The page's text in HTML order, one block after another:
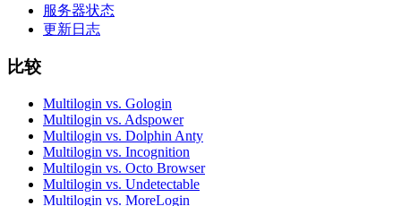
服务器状态
更新日志
比较
Multilogin vs. Gologin
Multilogin vs. Adspower
Multilogin vs. Dolphin Anty
Multilogin vs. Incognition
Multilogin vs. Octo Browser
Multilogin vs. Undetectable
Multilogin vs. MoreLogin